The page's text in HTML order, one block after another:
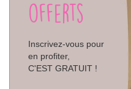
offerts
Inscrivez-vous pour
en profiter,
C'EST GRATUIT !